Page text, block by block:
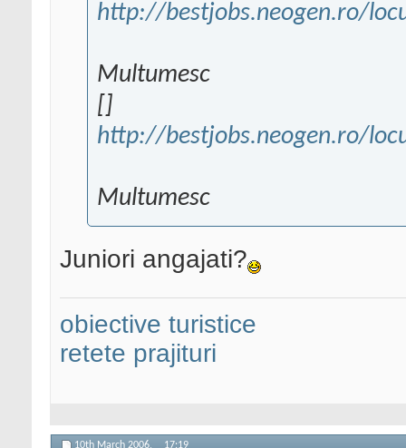
http://bestjobs.neogen.ro/
Multumesc
[]
http://bestjobs.neogen.ro/
Multumesc
Juniori angajati?
obiective turistice
retete prajituri
10th March 2006, 17:19